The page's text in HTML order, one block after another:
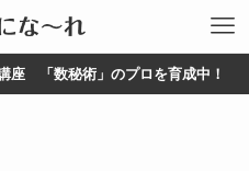
座 「数秘術」のプロを育成中！